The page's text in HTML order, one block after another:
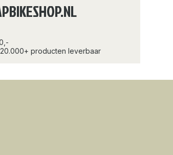
20.000+ producten leverbaar